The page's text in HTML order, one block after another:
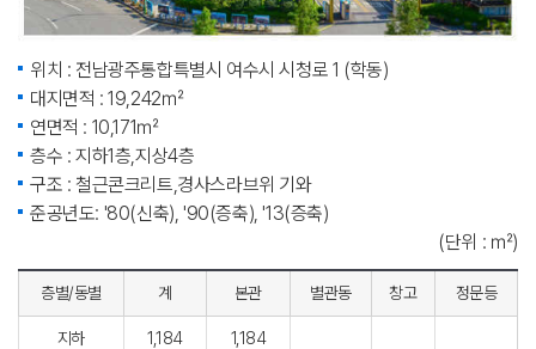
위치 : 전남광주통합특별시 여수시 시청로 1 (학동)
대지면적 : 19,242㎡
연면적 : 10,171㎡
층수 : 지하1층,지상4층
구조 : 철근콘크리트,경사스라브위 기와
준공년도: '80(신축), '90(증축), '13(증축)
(단위 : ㎡)
층별/동별 계 본관 별관동 창고 정문등
지하 1,184 1,184